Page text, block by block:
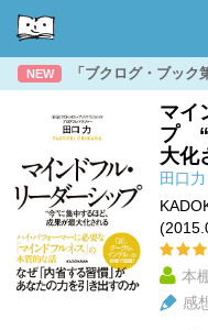
NEW 「ブクログ・ブック
マイ
プ “
大化
田口力
本
感